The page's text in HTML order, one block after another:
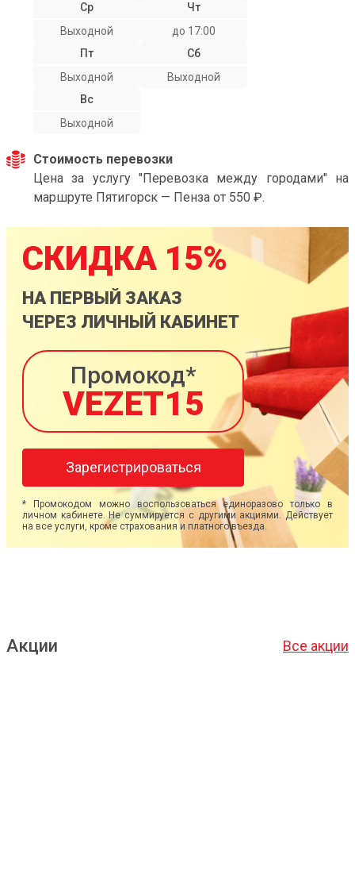
Ср
Выходной
Чт
до 17:00
Пт
Выходной
Сб
Выходной
Вс
Выходной
Стоимость перевозки
Цена за услугу "Перевозка между городами" на
маршруте Пятигорск — Пенза от 550 ₽.
СКИДКА 15%
НА ПЕРВЫЙ ЗАКАЗ
ЧЕРЕЗ ЛИЧНЫЙ КАБИНЕТ
Промокод*
VEZET15
Зарегистрироваться
* Промокодом можно воспользоваться единоразово только в
личном кабинете. Не суммируется с другими акциями. Действует
на все услуги, кроме страхования и платного въезда.
Акции Все акции